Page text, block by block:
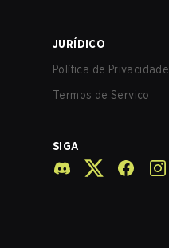
JURÍDICO
Política de Privacidade
Termos de Serviço
SIGA